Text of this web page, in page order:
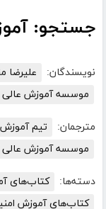
جستجو:
نویسندگان: علیرضا
موسسه آموزش عالی
مترجمان:
تیم آموزش
موسسه آموزش عالی
دسته‌ها:
کتاب‌های
کتاب‌های آموزش